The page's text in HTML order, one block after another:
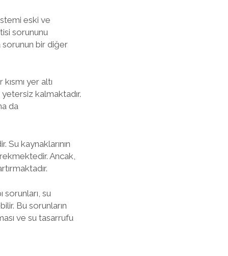
eski ve
sorununu
sorunun bir diğer
yer altı
kalmaktadır.
da
Su kaynaklarının
Ancak,
sorunları, su
Bu sorunların
ve su tasarrufu